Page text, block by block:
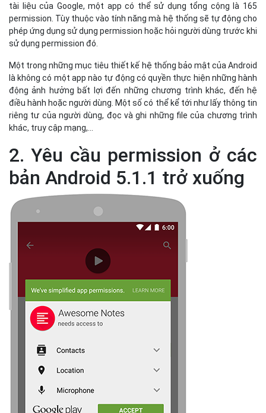
tài liệu của Google, một app có thể sử dụng tổng cộng là 165
permission. Tùy thuộc vào tính năng mà hệ thống sẽ tự động cho
phép ứng dụng sử dụng permission hoặc hỏi người dùng trước khi
sử dụng permission đó.
Một trong những mục tiêu thiết kế hệ thống bảo mật của Android
là không có một app nào tự động có quyền thực hiện những hành
động ảnh hưởng bất lợi đến những chương trình khác, đến hệ
điều hành hoặc người dùng. Một số có thể kể tới như lấy thông tin
riêng tư của người dùng, đọc và ghi những file của chương trình
khác, truy cập mạng,…
2. Yêu cầu permission ở các
bản Android 5.1.1 trở xuống